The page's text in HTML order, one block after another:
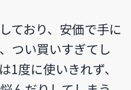
ており、安価で手に
つい買いすぎてし
1度に使いきれず、